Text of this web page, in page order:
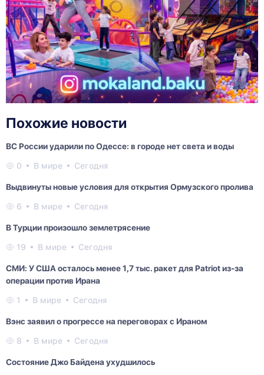
Похожие новости
ВС России ударили по Одессе: в городе нет света и воды
0 В мире Сегодня
Выдвинуты новые условия для открытия Ормузского пролива
6 В мире Сегодня
В Турции произошло землетрясение
19 В мире Сегодня
СМИ: У США осталось менее 1,7 тыс. ракет для Patriot из-за
операции против Ирана
1 В мире Сегодня
Вэнс заявил о прогрессе на переговорах с Ираном
8 В мире Сегодня
Состояние Джо Байдена ухудшилось